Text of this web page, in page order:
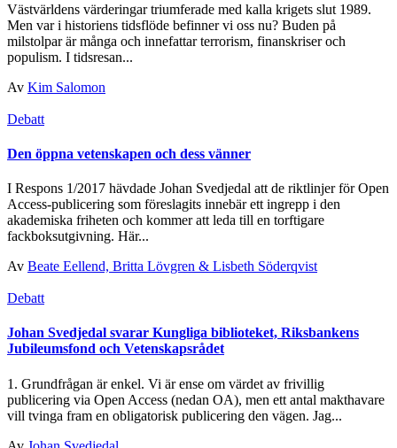
Västvärldens värderingar triumferade med kalla krigets slut 1989.
Men var i historiens tidsflöde befinner vi oss nu? Buden på
milstolpar är många och innefattar terrorism, finanskriser och
populism. I tidsresan...
Av Kim Salomon
Debatt
Den öppna vetenskapen och dess vänner
I Respons 1/2017 hävdade Johan Svedjedal att de riktlinjer för Open
Access-publicering som föreslagits innebär ett ingrepp i den
akademiska friheten och kommer att leda till en torftigare
fackboksutgivning. Här...
Av Beate Eellend, Britta Lövgren & Lisbeth Söderqvist
Debatt
Johan Svedjedal svarar Kungliga biblioteket, Riksbankens
Jubileumsfond och Vetenskapsrådet
1. Grundfrågan är enkel. Vi är ense om värdet av frivillig
publicering via Open Access (nedan OA), men ett antal makthavare
vill tvinga fram en obligatorisk publicering den vägen. Jag...